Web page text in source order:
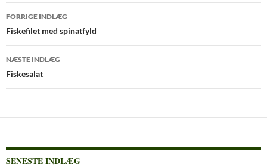
Indlægsnavigation
FORRIGE INDLÆG
Fiskefilet med spinatfyld
NÆSTE INDLÆG
Fiskesalat
SENESTE INDLÆG